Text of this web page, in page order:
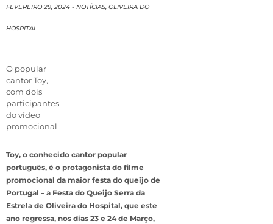
FEVEREIRO 29, 2024 - NOTÍCIAS, OLIVEIRA DO
HOSPITAL
O popular
cantor Toy,
com dois
participantes
do vídeo
promocional
Toy, o conhecido cantor popular
português, é o protagonista do filme
promocional da maior festa do queijo de
Portugal – a Festa do Queijo Serra da
Estrela de Oliveira do Hospital, que este
ano regressa, nos dias 23 e 24 de Março,